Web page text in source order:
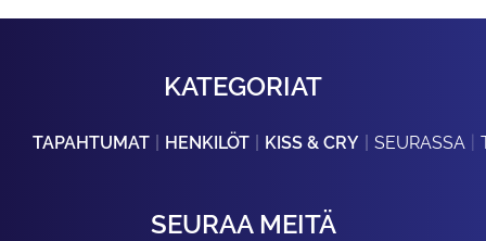
KATEGORIAT
TAPAHTUMAT HENKILÖT KISS & CRY SEURASSA
SEURAA MEITÄ